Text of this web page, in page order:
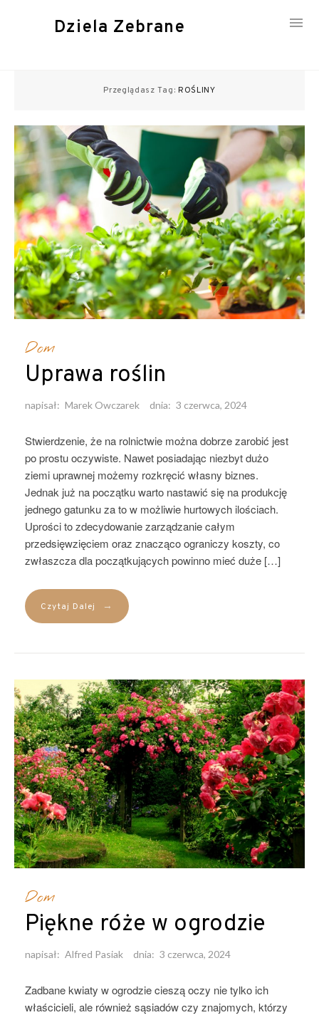
Dziela Zebrane
Przeglądasz Tag: ROŚLINY
Dom
Uprawa roślin
napisał: Marek Owczarek dnia: 3 czerwca, 2024
Stwierdzenie, że na rolnictwie można dobrze zarobić jest
po prostu oczywiste. Nawet posiadając niezbyt dużo
ziemi uprawnej możemy rozkręcić własny biznes.
Jednak już na początku warto nastawić się na produkcję
jednego gatunku za to w możliwie hurtowych ilościach.
Uprości to zdecydowanie zarządzanie całym
przedsięwzięciem oraz znacząco ograniczy koszty, co
zwłaszcza dla początkujących powinno mieć duże […]
Czytaj Dalej →
Dom
Piękne róże w ogrodzie
napisał: Alfred Pasiak dnia: 3 czerwca, 2024
Zadbane kwiaty w ogrodzie cieszą oczy nie tylko ich
właścicieli, ale również sąsiadów czy znajomych, którzy